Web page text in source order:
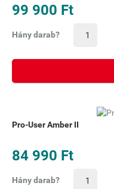
99 900 Ft
Hány darab?
Pro-User Amber II
84 990 Ft
Hány darab?